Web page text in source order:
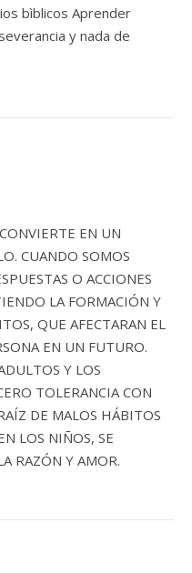
bìblicos Aprender
y nada de
EN UN
CUANDO SOMOS
O ACCIONES
LA FORMACIÓN Y
QUE AFECTARAN EL
EN UN FUTURO.
Y LOS
TOLERANCIA CON
DE MALOS HÁBITOS
LOS NIÑOS, SE
RAZÓN Y AMOR.